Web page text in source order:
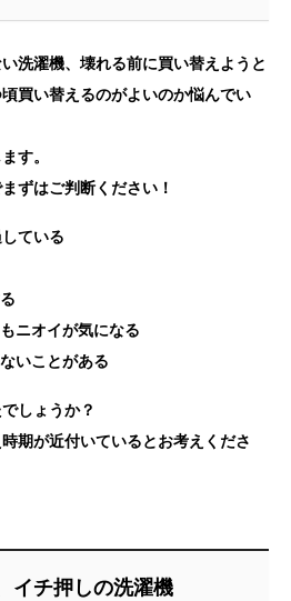
洗濯機、壊れる前に買い替えようと
買い替えるのがよいのか悩んでい
す。
ずはご判断ください！
ている
ニオイが気になる
いことがある
しょうか？
期が近付いているとお考えくださ
イチ押しの洗濯機